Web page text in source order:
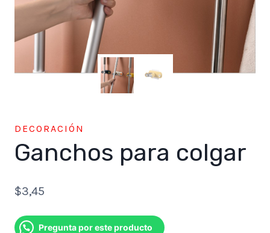
DECORACIÓN
Ganchos para colgar
$3,45
Pregunta por este producto